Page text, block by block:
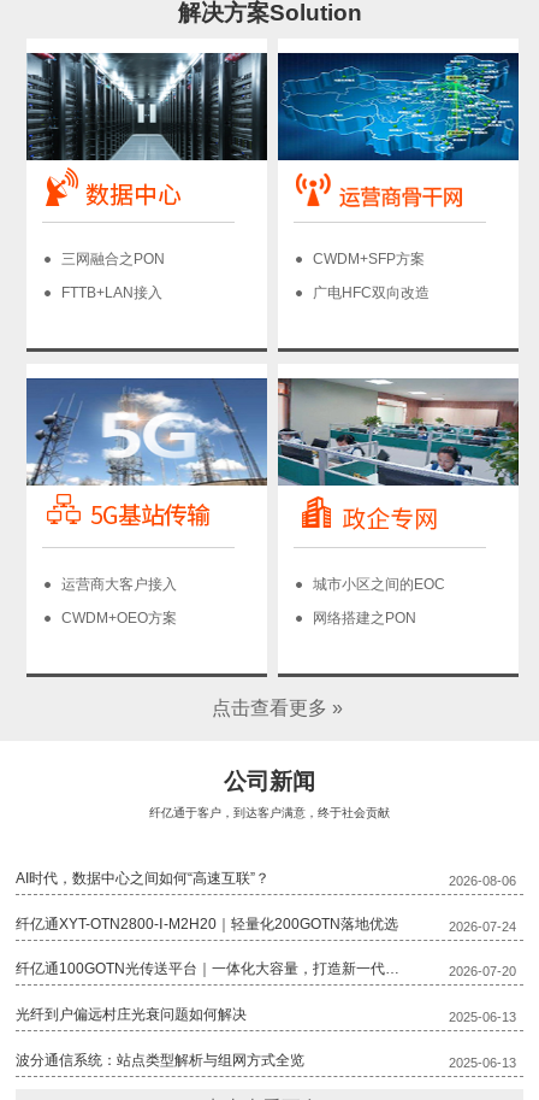
解决方案Solution
三网融合之PON
FTTB+LAN接入
CWDM+SFP方案
广电HFC双向改造
运营商大客户接入
CWDM+OEO方案
城市小区之间的EOC
网络搭建之PON
点击查看更多 »
公司新闻
纤亿通于客户，到达客户满意，终于社会贡献
AI时代，数据中心之间如何“高速互联”？ 2026-08-06
纤亿通XYT-OTN2800-Ⅰ-M2H20｜轻量化200GOTN落地优选 2026-07-24
纤亿通100GOTN光传送平台｜一体化大容量，打造新一代骨干传输底座 2026-07-20
光纤到户偏远村庄光衰问题如何解决 2025-06-13
波分通信系统：站点类型解析与组网方式全览 2025-06-13